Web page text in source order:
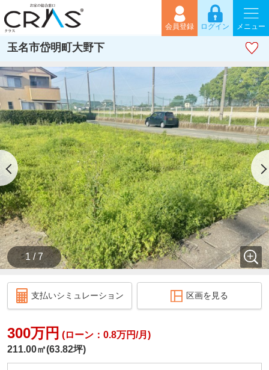
会員登録 ログイン メニュー
玉名市岱明町大野下
1 / 7
支払いシミュレーション 区画を見る
300万円 (ローン：0.8万円/月)
211.00㎡(63.82坪)